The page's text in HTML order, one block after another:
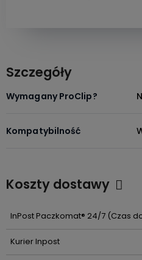
Szczegóły
Wymagany ProClip?
Kompatybilność
Koszty dostawy
Cena nie zawiera
InPost Paczkomat® 24/7(Czas
Kurier Inpost